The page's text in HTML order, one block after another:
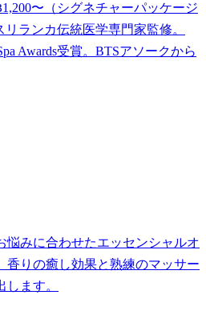
〜（シグネチャーパッケージ
ランカ伝統医学専門家監修。
Awards受賞。BTSアソークから
悩みに合わせたエッセンシャルオ
香りの癒し効果と熟練のマッサー
ます。